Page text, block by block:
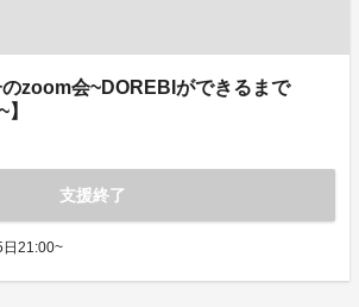
のzoom会~DOREBIができるまで
支援終了
日21:00~